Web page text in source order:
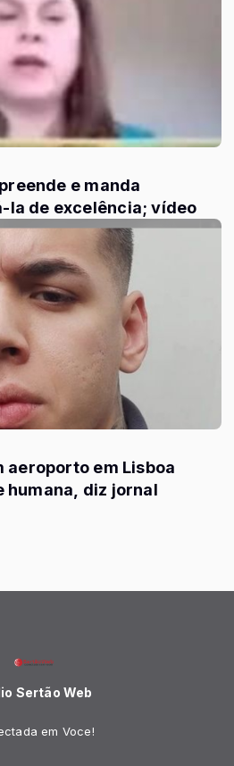
e manda
la de excelência; vídeo
aeroporto em Lisboa
diz jornal
Sertão Web
em Voce!